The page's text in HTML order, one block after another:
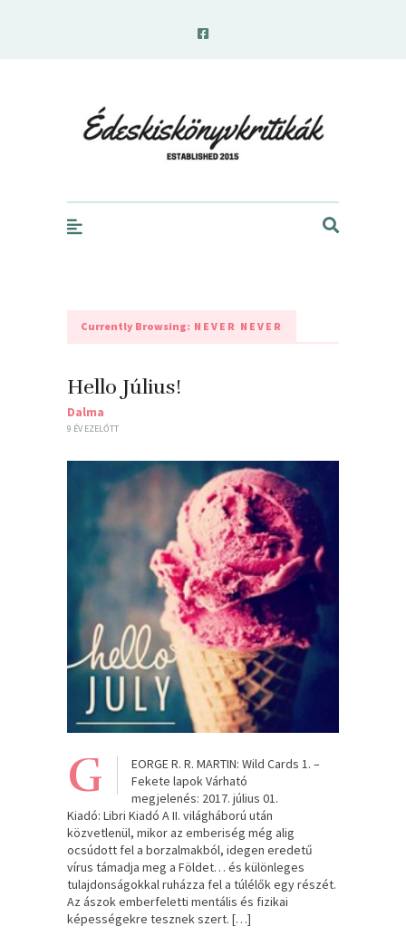
Currently Browsing: NEVER NEVER
Hello Július!
Dalma
9 ÉV EZELŐTT
G
EORGE R. R. MARTIN: Wild Cards 1. –
Fekete lapok Várható
megjelenés: 2017. július 01.
Kiadó: Libri Kiadó A II. világháború után
közvetlenül, mikor az emberiség még alig
ocsúdott fel a borzalmakból, idegen eredetű
vírus támadja meg a Földet… és különleges
tulajdonságokkal ruházza fel a túlélők egy részét.
Az ászok emberfeletti mentális és fizikai
képességekre tesznek szert. […]